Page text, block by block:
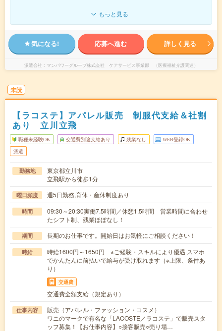
もっと見る
気になる! 応募へ進む 詳しく見る
派遣会社 マンパワーグループ株式会社 ケアサービス事業部 （医療福祉介護関連）
未読
【ラコステ】アパレル販売 制服代支給＆社割
あり 立川立飛
職種未経験OK 交通費別途支給あり 残業なし WEB登録OK
派遣
勤務地
東京都立川市
立飛駅から徒歩1分
曜日頻度 週5日勤務,育休・産休制度あり
時間
09:30～20:30実働7.5時間／休憩1.5時間 営業時間に合わせ
たシフト制、残業ほぼなし！
期間 長期のお仕事です。開始日はお気軽にご相談ください！
時給
時給1600円～1650円 ※ご経験・スキルにより優遇 スマホ
でかんたんに前払いで給与が受け取れます（※上限、条件あ
り）
交通費
交通費全額支給（規定あり）
仕事内容
販売（アパレル・ファッション・コスメ）
ワニのマークで有名な「LACOSTE／ラコステ」で販売スタ
ッフ募集！【お仕事内容】○接客販売○売り場…